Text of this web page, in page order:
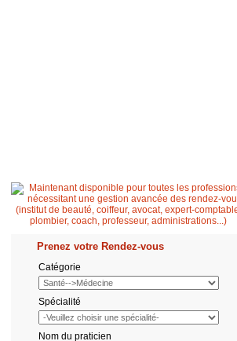
Prenez votre Rendez-vous
Catégorie
Spécialité
Nom du praticien